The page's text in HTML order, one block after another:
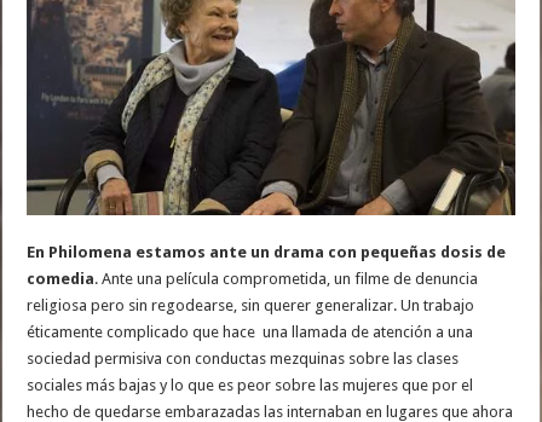
En Philomena estamos ante un drama con pequeñas dosis de
comedia. Ante una película comprometida, un filme de denuncia
religiosa pero sin regodearse, sin querer generalizar. Un trabajo
éticamente complicado que hace una llamada de atención a una
sociedad permisiva con conductas mezquinas sobre las clases
sociales más bajas y lo que es peor sobre las mujeres que por el
hecho de quedarse embarazadas las internaban en lugares que ahora